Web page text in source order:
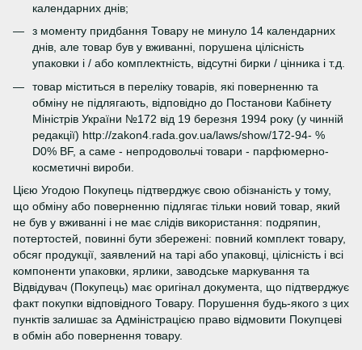
календарних днів;
з моменту придбання Товару не минуло 14 календарних
днів, але товар був у вживанні, порушена цілісність
упаковки і / або комплектність, відсутні бирки / цінника і т.д.
товар міститься в переліку товарів, які поверненню та
обміну не підлягають, відповідно до Постанови Кабінету
Міністрів України №172 від 19 березня 1994 року (у чинній
редакції) http://zakon4.rada.gov.ua/laws/show/172-94- %
D0% BF, а саме - непродовольчі товари - парфюмерно-
косметичні вироби.
Цією Угодою Покупець підтверджує свою обізнаність у тому,
що обміну або поверненню підлягає тільки новий товар, який
не був у вживанні і не має слідів використання: подряпин,
потертостей, повинні бути збережені: повний комплект товару,
обсяг продукції, заявлений на тарі або упаковці, цілісність і всі
компоненти упаковки, ярлики, заводське маркування та
Відвідувач (Покупець) має оригінал документа, що підтверджує
факт покупки відповідного Товару. Порушення будь-якого з цих
пунктів залишає за Адміністрацією право відмовити Покупцеві
в обмін або повернення товару.